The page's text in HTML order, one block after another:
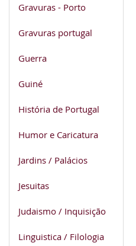
Gravuras - Porto
Gravuras portugal
Guerra
Guiné
História de Portugal
Humor e Caricatura
Jardins / Palácios
Jesuitas
Judaismo / Inquisição
Linguistica / Filologia